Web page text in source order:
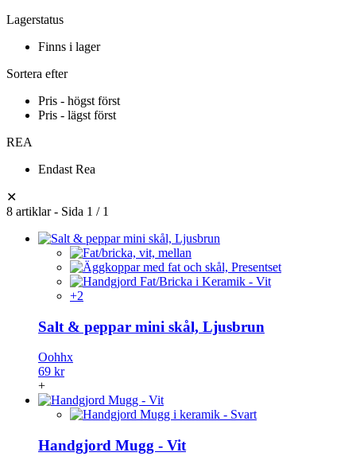
Lagerstatus
Finns i lager
Sortera efter
Pris - högst först
Pris - lägst först
REA
Endast Rea
✕
8 artiklar - Sida 1 / 1
+2
Salt & peppar mini skål, Ljusbrun
Oohhx
69 kr
+
Handgjord Mugg - Vit